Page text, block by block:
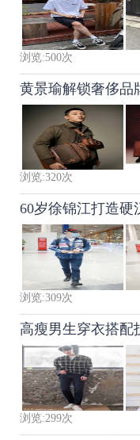
浏览:500次
黄景瑜解锁奢侈品
浏览:320次
60岁徐锦江打造硬
浏览:309次
高瘦男生穿衣搭配
浏览:299次